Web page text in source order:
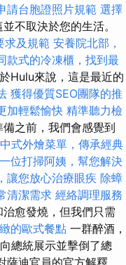
請台胞證照片規範 選擇
不取決於您的生活。
求及規範 安養院北部，
款式的冷凍櫃，找到最
Hulu來說，這是最近的
獲得優質SEO團隊的推
加輕鬆愉快 精準聽力檢
之前，我們會感覺到
中式外燴菜單，傳承經典
位打掃阿姨，幫您解決
讓您放心治療眼疾 除蟑
清潔需求 經絡調理服務
愈發燒，但我們只需
的歐式餐點 一群醉酒，
總統展示並擊倒了總
薩迪官員的官方解釋